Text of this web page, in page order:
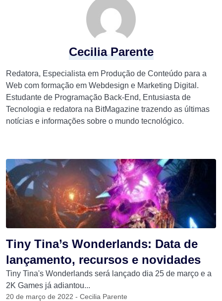
Cecilia Parente
Redatora, Especialista em Produção de Conteúdo para a
Web com formação em Webdesign e Marketing Digital.
Estudante de Programação Back-End, Entusiasta de
Tecnologia e redatora na BitMagazine trazendo as últimas
notícias e informações sobre o mundo tecnológico.
Tiny Tina’s Wonderlands: Data de
lançamento, recursos e novidades
Tiny Tina's Wonderlands será lançado dia 25 de março e a
2K Games já adiantou...
20 de março de 2022 - Cecilia Parente